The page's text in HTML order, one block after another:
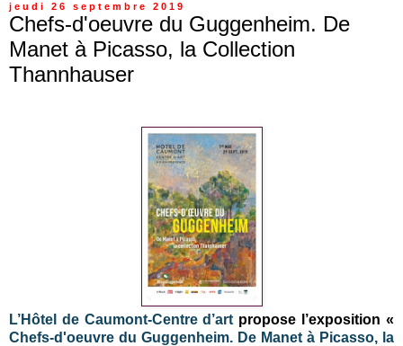
jeudi 26 septembre 2019
Chefs-d'oeuvre du Guggenheim. De
Manet à Picasso, la Collection
Thannhauser
L’Hôtel de Caumont-Centre d’art propose l’exposition «
Chefs-d'oeuvre du Guggenheim. De Manet à Picasso, la